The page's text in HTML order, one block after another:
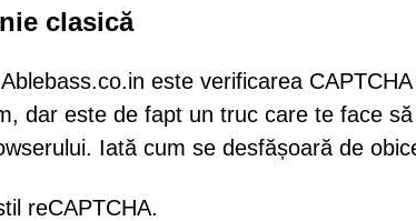
clasică
este verificarea CAPTCHA
dar este de fapt un truc care te face
Iată cum se desfășoară de
reCAPTCHA.